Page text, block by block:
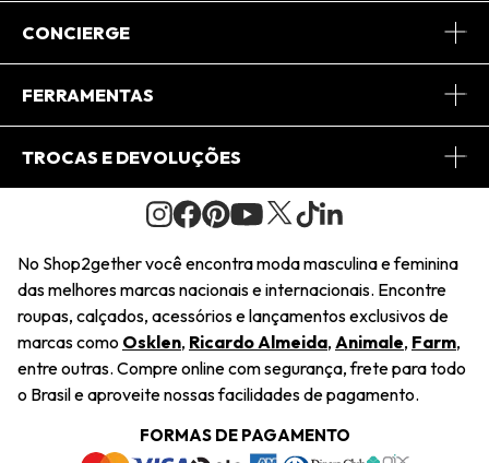
Sobre Nós
Journal
Saiu na Mídia
Sustentabilidade
Navegando
Termos e Condições
CONCIERGE
Central de Relacionamento
Regulamento e Promoções
FERRAMENTAS
Minha Conta
Pedido de Presente
Wishlist
TROCAS E DEVOLUÇÕES
Condições Gerais
Troca Fácil
Restituição de Pagamento
Dúvidas Frequentes
Termos e Condições
No Shop2gether você encontra moda masculina e feminina
das melhores marcas nacionais e internacionais. Encontre
roupas, calçados, acessórios e lançamentos exclusivos de
marcas como Osklen, Ricardo Almeida, Animale, Farm,
entre outras. Compre online com segurança, frete para todo
o Brasil e aproveite nossas facilidades de pagamento.
FORMAS DE PAGAMENTO